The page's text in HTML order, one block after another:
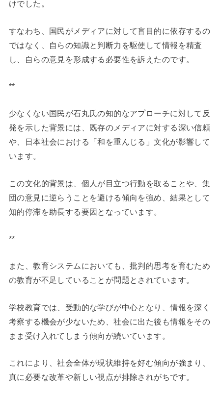
けでした。
すなわち、国民がメディアに対して盲目的に依存するの
ではなく、自らの知識と判断力を駆使して情報を精査
し、自らの意見を形成する必要性を訴えたのです。
**
少なくない国民が石丸氏の知的なアプローチに対して反
発を示した背景には、既存のメディアに対する深い信頼
や、日本社会における「和を重んじる」文化が影響して
います。
この文化的背景は、個人が目立つ行動を取ることや、集
団の意見に逆らうことを避ける傾向を強め、結果として
知的停滞を助長する要因となっています。
**
また、教育システムにおいても、批判的思考を育むため
の教育が不足していることが問題とされています。
学校教育では、受動的な学びが中心となり、情報を深く
考察する機会が少ないため、社会に出た後も情報をその
まま受け入れてしまう傾向が続いています。
これにより、社会全体が現状維持を好む傾向が強まり、
真に必要な改革や新しい視点が排除されがちです。